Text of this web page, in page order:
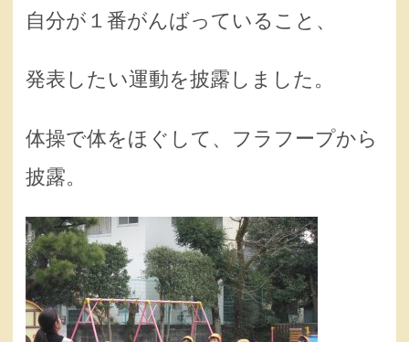
自分が１番がんばっていること、
発表したい運動を披露しました。
体操で体をほぐして、フラフープから
披露。